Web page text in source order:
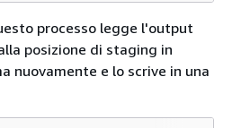
processo legge l'output
posizione di staging in
nuovamente e lo scrive in una